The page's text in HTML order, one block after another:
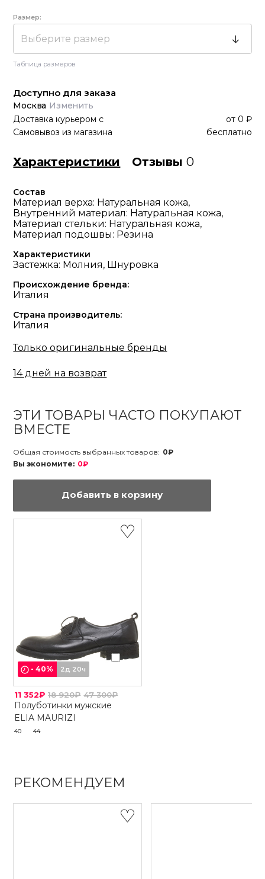
Размер:
Выберите размер
Таблица размеров
Доступно для заказа
Москва Изменить
Доставка курьером с от 0 ₽
Самовывоз из магазина
бесплатно
Характеристики Отзывы0
Состав
Материал верха: Натуральная кожа,
Внутренний материал: Натуральная кожа,
Материал стельки: Натуральная кожа,
Материал подошвы: Резина
Характеристики
Застежка: Молния, Шнуровка
Происхождение бренда:
Италия
Страна производитель:
Италия
Только оригинальные бренды
14 дней на возврат
ЭТИ ТОВАРЫ ЧАСТО ПОКУПАЮТ
ВМЕСТЕ
Общая стоимость выбранных товаров: 0₽
Вы экономите: 0₽
Добавить в корзину
-40% 2д 20ч
11 352₽ 18 920₽ 47 300₽
Полуботинки мужские
ELIA MAURIZI
40 44
РЕКОМЕНДУЕМ